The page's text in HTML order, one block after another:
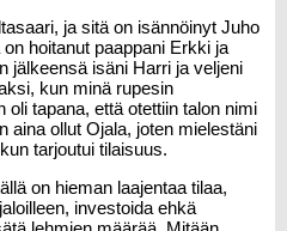
ja sitä on isännöinyt Juho
hoitanut paappani Erkki ja
jälkeensä isäni Harri ja veljeni
kun minä rupesin
oli tapana, että otettiin talon nimi
aina ollut Ojala, joten mielestäni
tarjoutui tilaisuus.
on hieman laajentaa tilaa,
investoida ehkä